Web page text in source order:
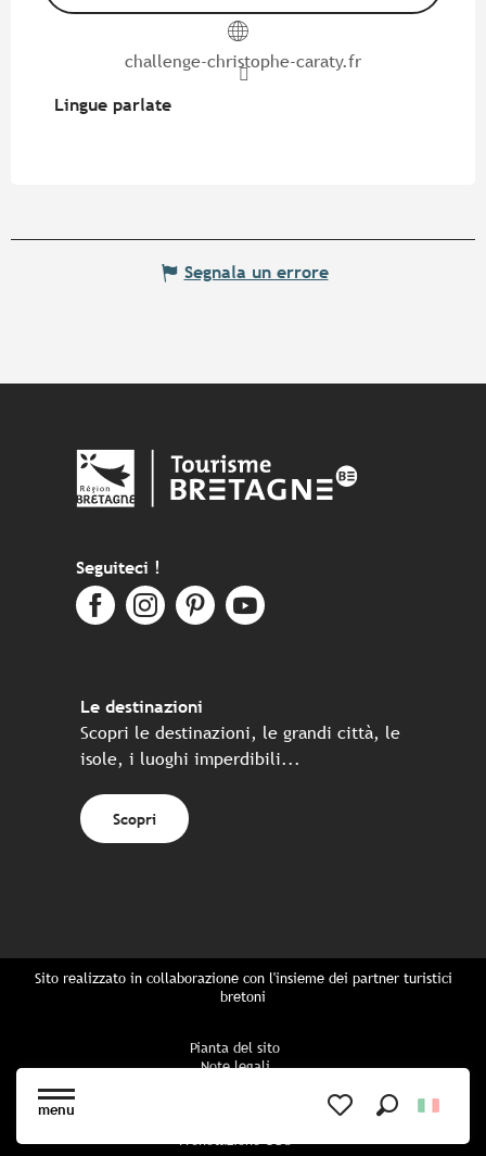
menu
challenge-christophe-caraty.fr
Lingue parlate
Lingue parlate
Segnala un errore
Seguiteci !
Le destinazioni
Scopri le destinazioni, le grandi città, le
isole, i luoghi imperdibili...
Scopri
Sito realizzato in collaborazione con l'insieme dei partner turistici
bretoni
Pianta del sito
Note legali
Prenotazione CGU